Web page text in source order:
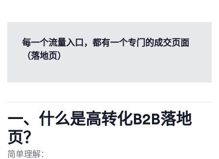
每一个流量入口，都有一个专门的成交页面
（落地页）
一、什么是高转化B2B落地
页？
简单理解：